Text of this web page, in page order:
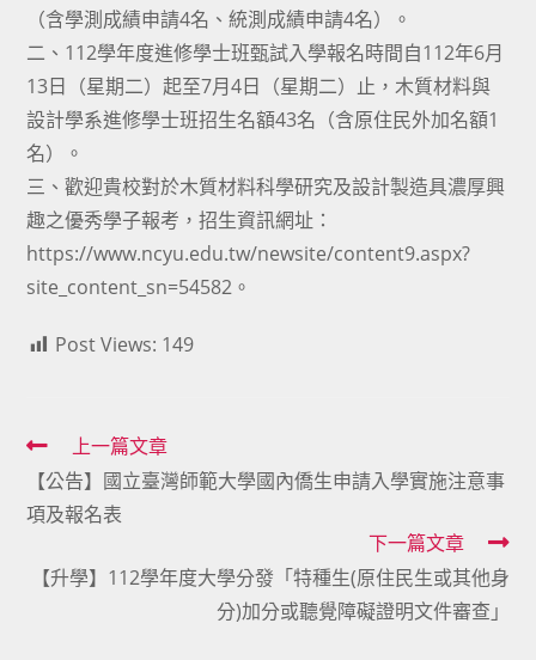
（含學測成績申請4名、統測成績申請4名）。
二、112學年度進修學士班甄試入學報名時間自112年6月
13日（星期二）起至7月4日（星期二）止，木質材料與
設計學系進修學士班招生名額43名（含原住民外加名額1
名）。
三、歡迎貴校對於木質材料科學研究及設計製造具濃厚興
趣之優秀學子報考，招生資訊網址：
https://www.ncyu.edu.tw/newsite/content9.aspx?
site_content_sn=54582。
Post Views: 149
Read
more
articles
上一篇文章
【公告】國立臺灣師範大學國內僑生申請入學實施注意事
項及報名表
下一篇文章
【升學】112學年度大學分發「特種生(原住民生或其他身
分)加分或聽覺障礙證明文件審查」